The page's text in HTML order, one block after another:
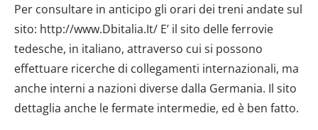
Per consultare in anticipo gli orari dei treni andate sul
sito: http://www.Dbitalia.It/ E’ il sito delle ferrovie
tedesche, in italiano, attraverso cui si possono
effettuare ricerche di collegamenti internazionali, ma
anche interni a nazioni diverse dalla Germania. Il sito
dettaglia anche le fermate intermedie, ed è ben fatto.